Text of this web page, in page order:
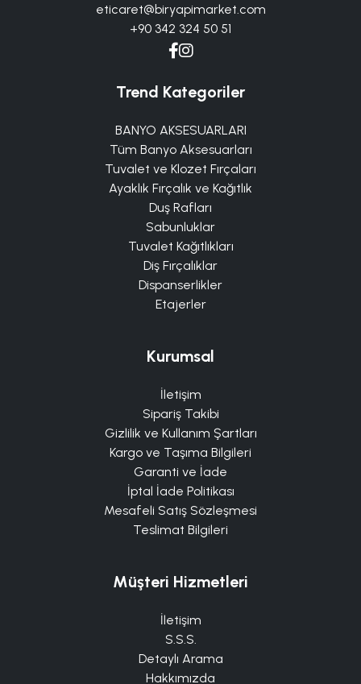
eticaret@biryapimarket.com
+90 342 324 50 51
Trend Kategoriler
BANYO AKSESUARLARI
Tüm Banyo Aksesuarları
Tuvalet ve Klozet Fırçaları
Ayaklık Fırçalık ve Kağıtlık
Duş Rafları
Sabunluklar
Tuvalet Kağıtlıkları
Diş Fırçalıklar
Dispanserlikler
Etajerler
Kurumsal
İletişim
Sipariş Takibi
Gizlilik ve Kullanım Şartları
Kargo ve Taşıma Bilgileri
Garanti ve İade
İptal İade Politikası
Mesafeli Satış Sözleşmesi
Teslimat Bilgileri
Müşteri Hizmetleri
İletişim
S.S.S.
Detaylı Arama
Hakkımızda